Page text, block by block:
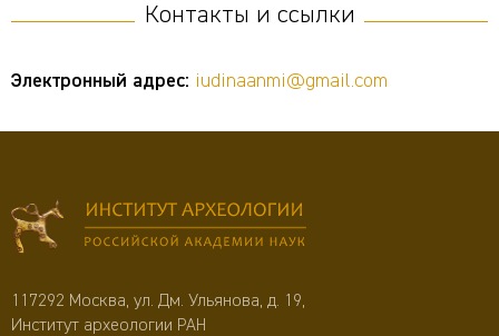
Контакты и ссылки
Электронный адрес: iudinaanmi@gmail.com
117292 Москва, ул. Дм. Ульянова, д. 19,
Институт археологии РАН